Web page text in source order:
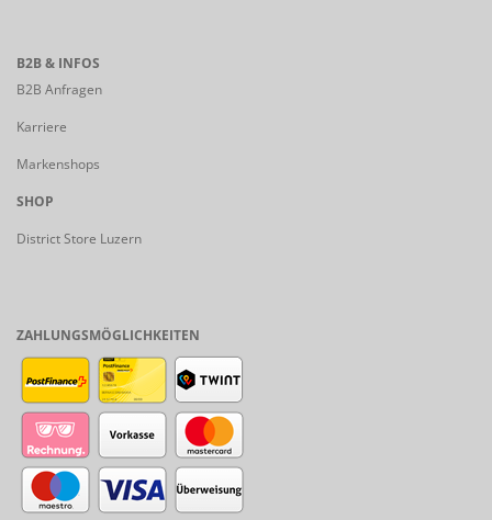
B2B & INFOS
B2B Anfragen
Karriere
Markenshops
SHOP
District Store Luzern
ZAHLUNGSMÖGLICHKEITEN